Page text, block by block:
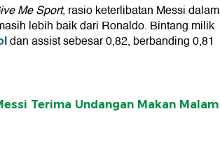
Me Sport, rasio keterlibatan Messi dalam
lebih baik dari Ronaldo. Bintang milik
dan assist sebesar 0,82, berbanding 0,81
Terima Undangan Makan Malam